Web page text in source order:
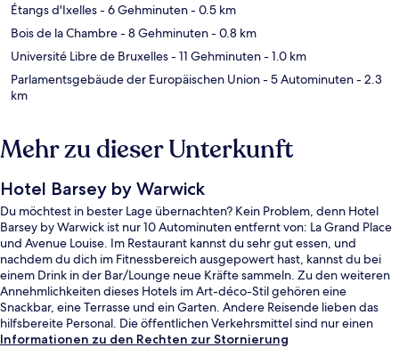
Étangs d'Ixelles- 6 Gehminuten- 0.5 km
Bois de la Chambre- 8 Gehminuten- 0.8 km
Université Libre de Bruxelles- 11 Gehminuten- 1.0 km
Parlamentsgebäude der Europäischen Union- 5 Autominuten- 2.3
km
Mehr zu dieser Unterkunft
Hotel Barsey by Warwick
Du möchtest in bester Lage übernachten? Kein Problem, denn Hotel
Barsey by Warwick ist nur 10 Autominuten entfernt von: La Grand Place
und Avenue Louise. Im Restaurant kannst du sehr gut essen, und
nachdem du dich im Fitnessbereich ausgepowert hast, kannst du bei
einem Drink in der Bar/Lounge neue Kräfte sammeln. Zu den weiteren
Annehmlichkeiten dieses Hotels im Art-déco-Stil gehören eine
Snackbar, eine Terrasse und ein Garten. Andere Reisende lieben das
hilfsbereite Personal. Die öffentlichen Verkehrsmittel sind nur einen
kurzen Fußmarsch entfernt: Zur Straßenbahnhaltestelle Abbaye sind es
Informationen zu den Rechten zur Stornierung